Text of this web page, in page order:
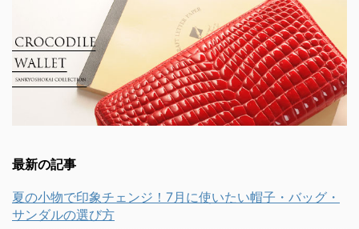
最新の記事
夏の小物で印象チェンジ！7月に使いたい帽子・バッグ・
サンダルの選び方